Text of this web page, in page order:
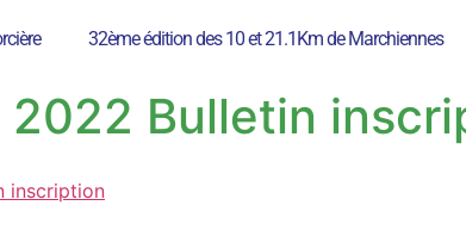
32ème édition des 10 et 21.1Km de Marchiennes
2022 Bulletin
inscription